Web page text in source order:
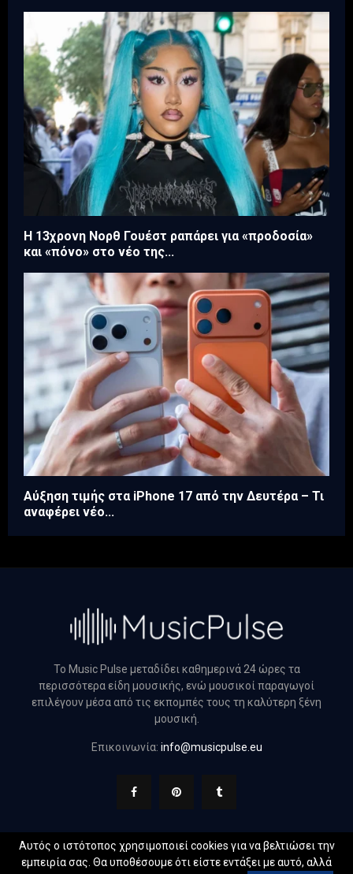
Η 13χρονη Νορθ Γουέστ ραπάρει για «προδοσία»
και «πόνο» στο νέο της...
Αύξηση τιμής στα iPhone 17 από την Δευτέρα – Τι
αναφέρει νέο...
Το Music Pulse μεταδίδει καθημερινά 24 ώρες τα
περισσότερα είδη μουσικής, ενώ μουσικοί παραγωγοί
επιλέγουν μέσα από τις εκπομπές τους τη καλύτερη ξένη
μουσική.
Επικοινωνία: info@musicpulse.eu
Αυτός ο ιστότοπος χρησιμοποιεί cookies για να βελτιώσει την
εμπειρία σας. Θα υποθέσουμε ότι είστε εντάξει με αυτό, αλλά